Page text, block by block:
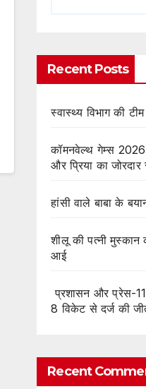
Recent Posts
स्वास्थ्य विभाग की
कॉमनवेल्थ गेम्स 2026
और प्रिया का जोरदार
हांसी वाले बाबा के
शीलू की पत्नी मुस्कान
आई
प्रशासन और प्रेस-
8 विकेट से दर्ज की
Recent